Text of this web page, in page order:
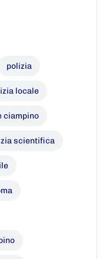
polizia
locale
ciampino
scientifica